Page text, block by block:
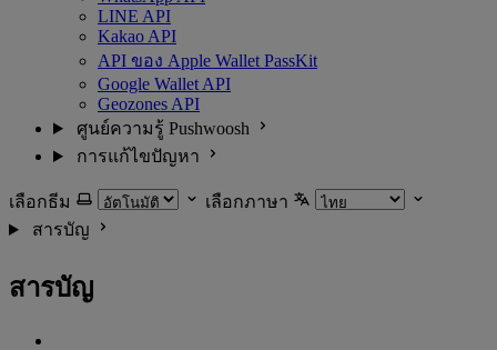
LINE API
Kakao API
API ของ Apple Wallet PassKit
Google Wallet API
Geozones API
ศูนย์ความรู้ Pushwoosh
การแก้ไขปัญหา
เลือกธีม
เลือกภาษา
สารบัญ
สารบัญ